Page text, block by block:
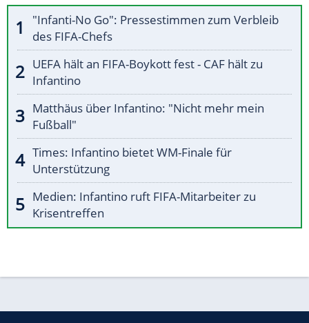
"Infanti-No Go": Pressestimmen zum Verbleib
des FIFA-Chefs
UEFA hält an FIFA-Boykott fest - CAF hält zu
Infantino
Matthäus über Infantino: "Nicht mehr mein
Fußball"
Times: Infantino bietet WM-Finale für
Unterstützung
Medien: Infantino ruft FIFA-Mitarbeiter zu
Krisentreffen